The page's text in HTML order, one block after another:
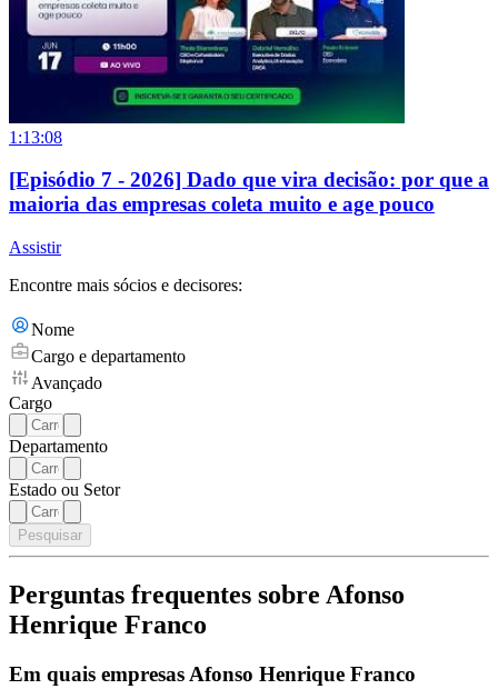
1:13:08
[Episódio 7 - 2026] Dado que vira decisão: por que a
maioria das empresas coleta muito e age pouco
Assistir
Encontre mais sócios e decisores:
Nome
Cargo e departamento
Avançado
Cargo
Departamento
Estado ou Setor
Pesquisar
Perguntas frequentes sobre Afonso
Henrique Franco
Em quais empresas Afonso Henrique Franco